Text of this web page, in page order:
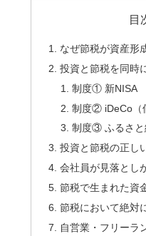
目
なぜ節税が資産形
投資と節税を同時
制度① 新NISA
制度② iDeCo（
制度③ ふるさと
投資と節税の正し
会社員が見落とし
節税で生まれた資
節税において絶対
自営業・フリーラ